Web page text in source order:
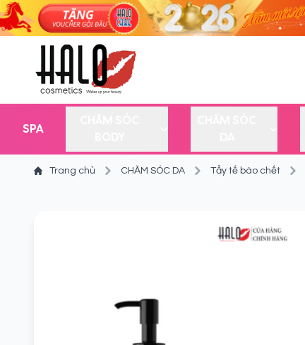
SPA
Trang chủ CHĂM SÓC DA Tẩy tế bào chết